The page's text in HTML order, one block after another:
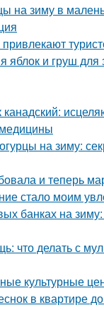
на зиму в
яблок и груш для
канадский:
на зиму:
и теперь
стало моим
банках на
что делать с
культурные
в квартире